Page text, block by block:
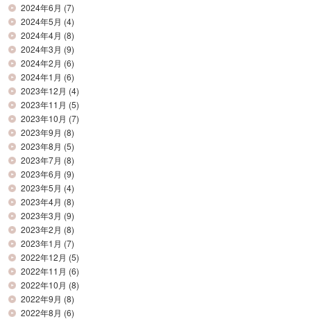
2024年6月 (7)
2024年5月 (4)
2024年4月 (8)
2024年3月 (9)
2024年2月 (6)
2024年1月 (6)
2023年12月 (4)
2023年11月 (5)
2023年10月 (7)
2023年9月 (8)
2023年8月 (5)
2023年7月 (8)
2023年6月 (9)
2023年5月 (4)
2023年4月 (8)
2023年3月 (9)
2023年2月 (8)
2023年1月 (7)
2022年12月 (5)
2022年11月 (6)
2022年10月 (8)
2022年9月 (8)
2022年8月 (6)